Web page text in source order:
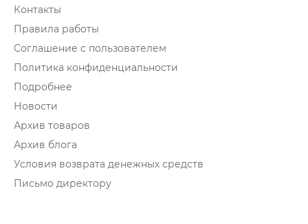
Контакты
Правила работы
Соглашение с пользователем
Политика конфиденциальности
Подробнее
Новости
Архив товаров
Архив блога
Условия возврата денежных средств
Письмо директору